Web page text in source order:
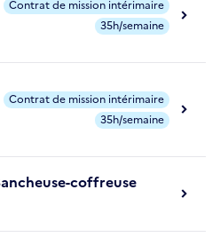
Contrat de mission intérimaire
35h/semaine
Contrat de mission intérimaire
35h/semaine
coffreuse